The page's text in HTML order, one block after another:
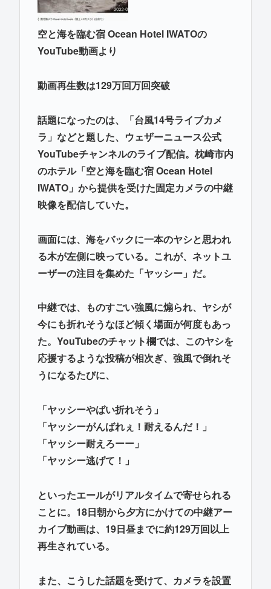
空と海を臨む宿 Ocean Hotel IWATOの
YouTube動画より
動画再生数は129万回万回突破
話題になったのは、「台風14号ライブカメ
ラ」などと題した、ウェザーニュース公式
YouTubeチャンネルのライブ配信。枕崎市内
のホテル「空と海を臨む宿 Ocean Hotel
IWATO」から提供を受けた固定カメラの中継
映像を配信していた。
画面には、海をバックに一本のヤシと思われ
る木が左側に映っている。これが、ネットユ
ーザーの注目を集めた「ヤッシー」だ。
中継では、ものすごい強風に煽られ、ヤシが
今にも折れそうなほど傾く場面が何度もあっ
た。YouTubeのチャット欄では、このヤシを
応援するような投稿が相次ぎ、強風で倒れそ
うになるたびに、
「ヤッシーやばい折れそう」
「ヤッシーがんばれぇ！耐えるんだ！」
「ヤッシー耐えろーー」
「ヤッシー逃げて！」
といったエールがリアルタイムで寄せられる
ことに。18日朝から夕方にかけての中継アー
カイブ動画は、19日昼までに約129万回以上
再生されている。
また、こうした話題を受けて、カメラを設置